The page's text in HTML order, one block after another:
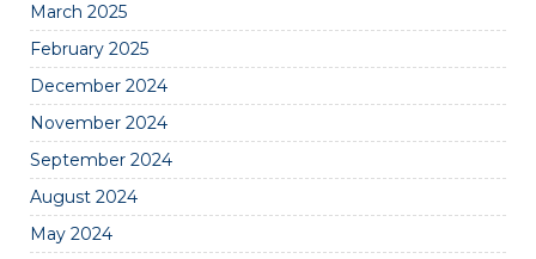
March 2025
February 2025
December 2024
November 2024
September 2024
August 2024
May 2024